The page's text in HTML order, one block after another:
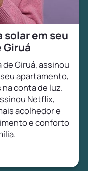
solar em seu
Giruá, assinou
apartamento,
conta de luz.
Netflix,
acolhedor e
e conforto